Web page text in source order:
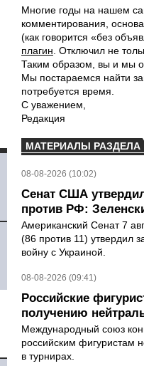
Многие годы на нашем
комментирования,
(как говорится «без
плагин . Отключил не
Таким образом, вы и мы
Мы постараемся найти
потребуется время.
С уважением,
Редакция
МАТЕРИАЛЫ РАЗДЕЛА
08-08-2026 (10:02)
Сенат США
против РФ:
Американский Сенат 7
(86 против 11) утвердил
войну с Украиной.
08-08-2026 (09:41)
Российские
получению
Международный союз
российским фигуристам
в турнирах.